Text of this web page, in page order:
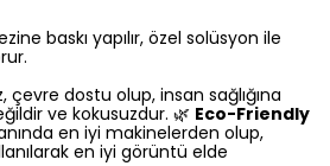
baskı yapılır, özel solüsyon ile
çevre dostu olup, insan sağlığına
ve kokusuzdur. 🌿 Eco-Friendly
en iyi makinelerden olup,
en iyi görüntü elde